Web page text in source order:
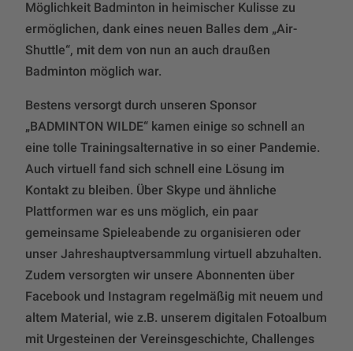
Möglichkeit Badminton in heimischer Kulisse zu
ermöglichen, dank eines neuen Balles dem „Air-
Shuttle“, mit dem von nun an auch draußen
Badminton möglich war.
Bestens versorgt durch unseren Sponsor
„BADMINTON WILDE“ kamen einige so schnell an
eine tolle Trainingsalternative in so einer Pandemie.
Auch virtuell fand sich schnell eine Lösung im
Kontakt zu bleiben. Über Skype und ähnliche
Plattformen war es uns möglich, ein paar
gemeinsame Spieleabende zu organisieren oder
unser Jahreshauptversammlung virtuell abzuhalten.
Zudem versorgten wir unsere Abonnenten über
Facebook und Instagram regelmäßig mit neuem und
altem Material, wie z.B. unserem digitalen Fotoalbum
mit Urgesteinen der Vereinsgeschichte, Challenges